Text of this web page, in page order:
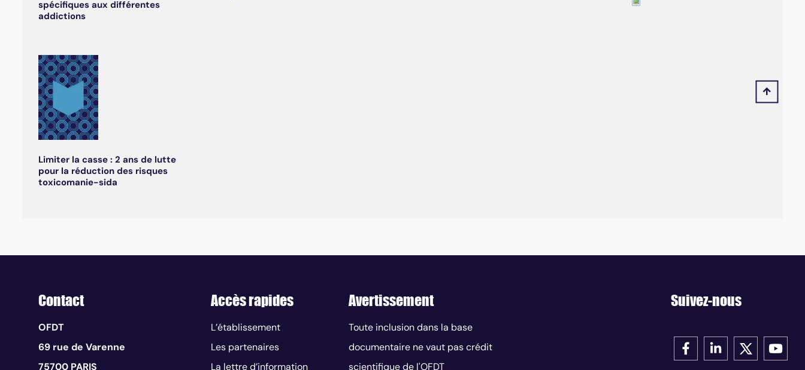
spécifiques aux différentes
addictions
Limiter la casse : 2 ans de lutte
pour la réduction des risques
toxicomanie-sida
Contact
OFDT
69 rue de Varenne
75700 PARIS
Accès rapides
L’établissement
Les partenaires
La lettre d’information
Avertissement
Toute inclusion dans la base
documentaire ne vaut pas crédit
scientifique de l'OFDT
Suivez-nous